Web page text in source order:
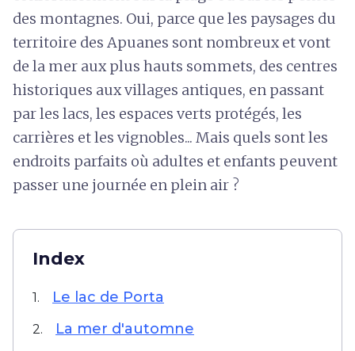
des montagnes. Oui, parce que les paysages du
territoire des Apuanes sont nombreux et vont
de la mer aux plus hauts sommets, des centres
historiques aux villages antiques, en passant
par les lacs, les espaces verts protégés, les
carrières et les vignobles... Mais quels sont les
endroits parfaits où adultes et enfants peuvent
passer une journée en plein air ?
Index
1. Le lac de Porta
2. La mer d'automne